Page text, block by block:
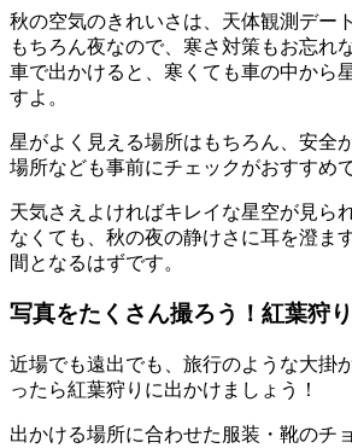
秋の空気のきれいさは、天体観測デー
もちろん夜なので、寒さ対策もお忘れ
車で出かけると、寒くても車の中から
すよ。
星がよく見える場所はもちろん、安全
場所なども事前にチェックがおすすめで
天気さえよければキレイな星空が見ら
なくても、秋の夜の静けさに耳を澄ま
間となるはずです。
写真をたくさん撮ろう！紅葉狩り
近場でも遠出でも、旅行のような大掛
ったら紅葉狩りに出かけましょう！
出かける場所に合わせた服装・靴のチ